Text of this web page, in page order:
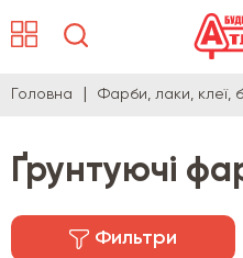
Головна Фарби, лаки, клеї,
Ґрунтуючі
Фильтри